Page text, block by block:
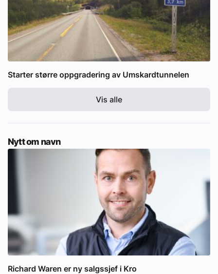
Starter større oppgradering av Umskardtunnelen
Vis alle
Nytt om navn
Richard Waren er ny salgssjef i Kro